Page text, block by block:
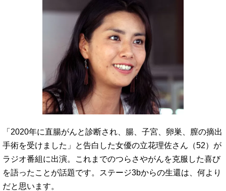
「2020年に直腸がんと診断され、腸、子宮、卵巣、膣の摘出
手術を受けました」と告白した女優の立花理佐さん（52）が
ラジオ番組に出演。これまでのつらさやがんを克服した喜び
を語ったことが話題です。ステージ3bからの生還は、何より
だと思います。